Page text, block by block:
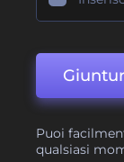
Puoi
qualsiasi